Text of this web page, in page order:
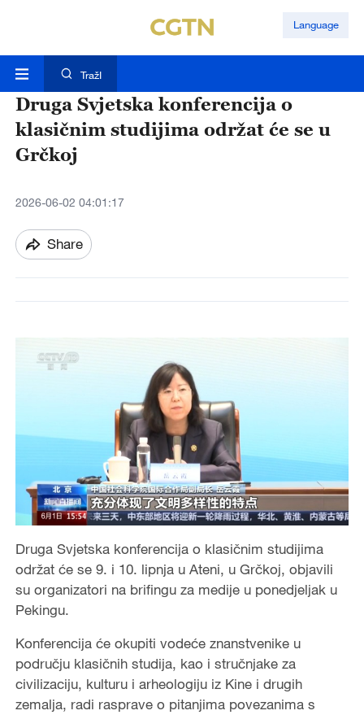
Language
TražI
Druga Svjetska konferencija o
klasičnim studijima održat će se u
Grčkoj
2026-06-02 04:01:17
Share
Druga Svjetska konferencija o klasičnim studijima
održat će se 9. i 10. lipnja u Ateni, u Grčkoj, objavili
su organizatori na brifingu za medije u ponedjeljak u
Pekingu.
Konferencija će okupiti vodeće znanstvenike u
području klasičnih studija, kao i stručnjake za
civilizaciju, kulturu i arheologiju iz Kine i drugih
zemalja, radi rasprave o pitanjima povezanima s